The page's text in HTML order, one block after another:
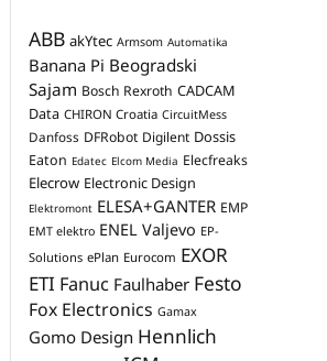
ABB akYtec Armsom Automatika
Banana Pi Beogradski
Sajam Bosch Rexroth CADCAM
Data CHIRON Croatia CircuitMess
Danfoss DFRobot Digilent Dossis
Eaton Edatec Elcom Media Elecfreaks
Elecrow Electronic Design
Elektromont ELESA+GANTER EMP
EMT elektro ENEL Valjevo EP-
Solutions ePlan Eurocom EXOR
ETI Fanuc Faulhaber Festo
Fox Electronics Gamax
Gomo Design Hennlich